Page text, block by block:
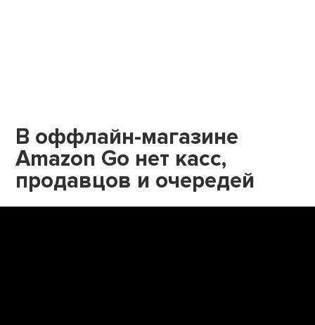
В оффлайн-магазине
Amazon Go нет касс,
продавцов и очередей